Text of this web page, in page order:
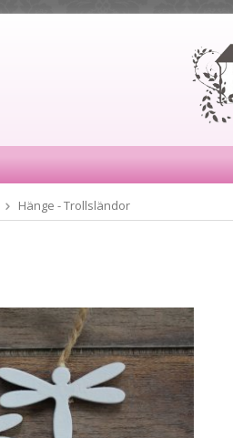
Hänge - Trollsländor